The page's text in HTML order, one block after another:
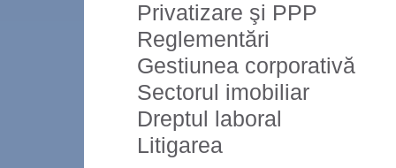
Privatizare şi PPP
Reglementări
Gestiunea corporativă
Sectorul imobiliar
Dreptul laboral
Litigarea